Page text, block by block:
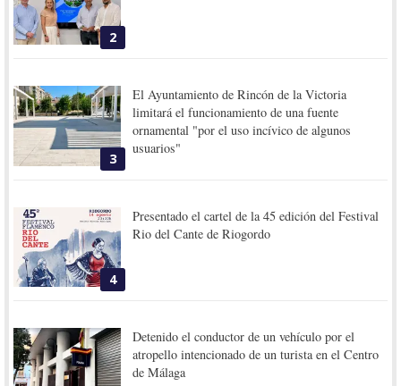
2
3
El Ayuntamiento de Rincón de la Victoria
limitará el funcionamiento de una fuente
ornamental "por el uso incívico de algunos
usuarios"
4
Presentado el cartel de la 45 edición del Festival
Rio del Cante de Riogordo
Detenido el conductor de un vehículo por el
atropello intencionado de un turista en el Centro
de Málaga